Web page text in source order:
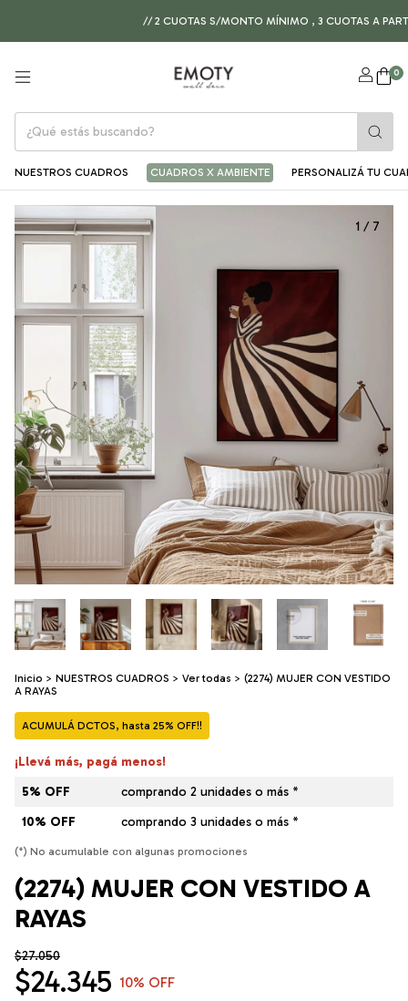
// 2 CUOTAS S/MONTO MÍNIMO , 3 CUOTAS A PARTIR
0
NUESTROS CUADROS CUADROS X AMBIENTE PERSONALIZÁ TU
1 / 7
Inicio > NUESTROS CUADROS > Ver todas > (2274) MUJER CON VESTIDO
A RAYAS
ACUMULÁ DCTOS, hasta 25% OFF!!
¡Llevá más, pagá menos!
5% OFF
comprando 2 unidades o más *
10% OFF
comprando 3 unidades o más *
(*) No acumulable con algunas promociones
(2274) MUJER CON VESTIDO A
RAYAS
$27.050
$24.345 10% OFF